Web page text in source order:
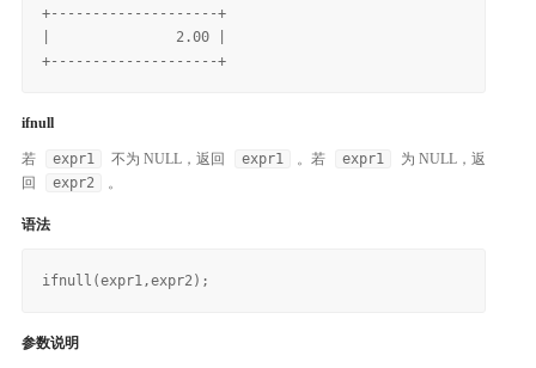
+--------------------+
|               2.00 |
ifnull
若 expr1 不为 NULL，返回 expr1 。若 expr1
为 NULL，返
回
expr2 。
语法
参数说明